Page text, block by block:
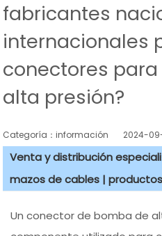
fabricantes
internacionales
conectores
alta presión?
Categoría：información 2024-
Venta y distribución
mazos de cables |
Un conector de bomba de